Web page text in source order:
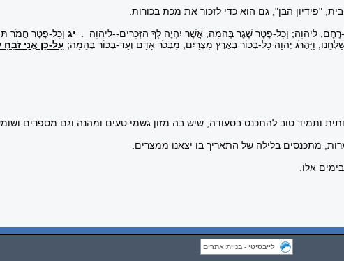
"פידיון הבן", גם הוא כדי לזכור את מכת בכורות:
לַיהוָה; וְכָל-פֶּטֶר שֶׁגֶר בְּהֵמָה, אֲשֶׁר יִהְיֶה לְךָ הַזְּכָרִים--לַיהוָה יג וְכָל-פֶּטֶר חֲמֹר
וַיַּהֲרֹג יְהוָה כָּל-בְּכוֹר בְּאֶרֶץ מִצְרַיִם, מִבְּכֹר אָדָם וְעַד-בְּכוֹר בְּהֵמָה; עַל-כֵּן אֲנִי
ותמיד טוב להתכנס בסעודה, שיש בה מזון גשמי טעים ומהנה וגם מספרים
מתכנסים בלילה של התאריך בו יצאנו ממצרים.
אלו.
לייבסיטי - בניית אתרים